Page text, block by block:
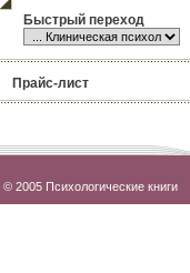
Быстрый переход
Прайс-лист
© 2005 Психологические книги